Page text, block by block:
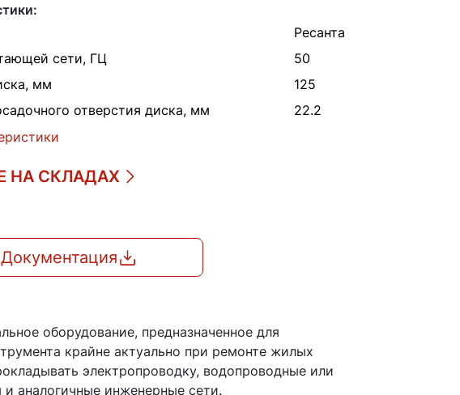
Ресанта
сети, ГЦ
50
мм
125
отверстия диска, мм
22.2
НА СКЛАДАХ
Документация
оборудование, предназначенное для
крайне актуально при ремонте жилых
электропроводку, водопроводные или
аналогичные инженерные сети.